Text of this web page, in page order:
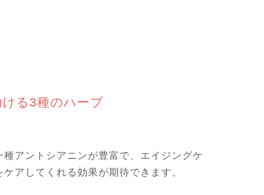
る3種のハーブ
種アントシアニンが豊富で、エイジングケ
アしてくれる効果が期待できます。